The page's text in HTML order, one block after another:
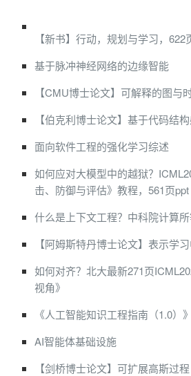
【新书】行动，规划与学习，622
基于脉冲神经网络的边缘智能
【CMU博士论文】可解释的图与
【伯克利博士论文】基于代码结
面向软件工程的强化学习综述
如何应对大模型中的越狱？
击、防御与评估》教程，561页ppt
什么是上下文工程？中科院计算
【阿姆斯特丹博士论文】表示学
如何对齐？北大最新271页
视角》
《人工智能知识工程指南（1.0）
AI智能体基础设施
【剑桥博士论文】可扩展高斯过